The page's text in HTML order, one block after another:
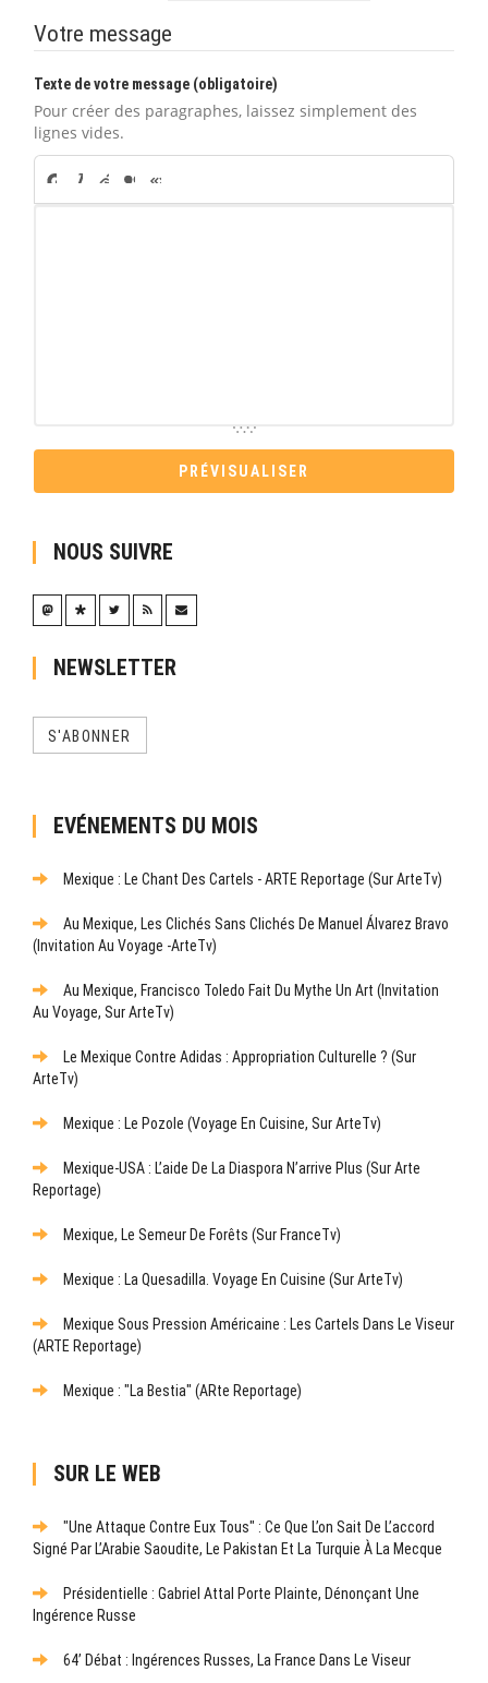
Votre message
Texte de votre message (obligatoire)
Pour créer des paragraphes, laissez simplement des
lignes vides.
NOUS SUIVRE
NEWSLETTER
S'ABONNER
EVÉNEMENTS DU MOIS
Mexique : Le Chant Des Cartels - ARTE Reportage (sur ArteTv)
Au Mexique, Les Clichés Sans Clichés De Manuel Álvarez Bravo
(Invitation Au Voyage -ArteTv)
Au Mexique, Francisco Toledo Fait Du Mythe Un Art (Invitation
Au Voyage, Sur ArteTv)
Le Mexique Contre Adidas : Appropriation Culturelle ? (sur
ArteTv)
Mexique : Le Pozole (Voyage En Cuisine, Sur ArteTv)
Mexique-USA : L’aide De La Diaspora N’arrive Plus (sur Arte
Reportage)
Mexique, Le Semeur De Forêts (sur FranceTv)
Mexique : La Quesadilla. Voyage En Cuisine (sur ArteTv)
Mexique Sous Pression Américaine : Les Cartels Dans Le Viseur
(ARTE Reportage)
Mexique : "La Bestia" (ARte Reportage)
SUR LE WEB
"Une Attaque Contre Eux Tous" : Ce Que L’on Sait De L’accord
Signé Par L’Arabie Saoudite, Le Pakistan Et La Turquie À La Mecque
Présidentielle : Gabriel Attal Porte Plainte, Dénonçant Une
Ingérence Russe
64’ Débat : Ingérences Russes, La France Dans Le Viseur